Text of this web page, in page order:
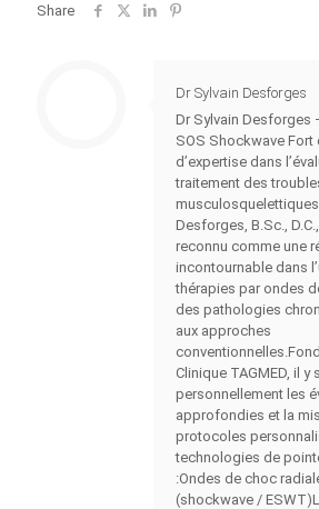
Share
Dr Sylvain Desforges
Dr Sylvain Desforges
SOS Shockwave Fort
d’expertise dans
traitement des
Desforges, B.Sc.,
reconnu comme une
incontournable dans
thérapies par ondes
des pathologies
aux approches
Clinique TAGMED, il y
personnellement les
approfondies et la
protocoles
technologies de
:Ondes de choc
(shockwave /